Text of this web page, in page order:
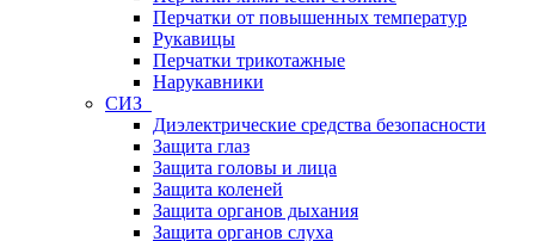
Перчатки от повышенных температур
Рукавицы
Перчатки трикотажные
Нарукавники
СИЗ
Диэлектрические средства безопасности
Защита глаз
Защита головы и лица
Защита коленей
Защита органов дыхания
Защита органов слуха